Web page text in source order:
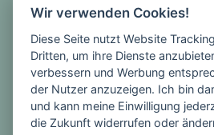
der
die
Firma
Mark-
Maas,
die
Wir verwenden Cookies!
Diese Seite nutzt Website
Dritten, um ihre Dienste
verbessern und Werbung
der Nutzer anzuzeigen. Ich bin
und kann meine Einwilligung
die Zukunft widerrufen oder